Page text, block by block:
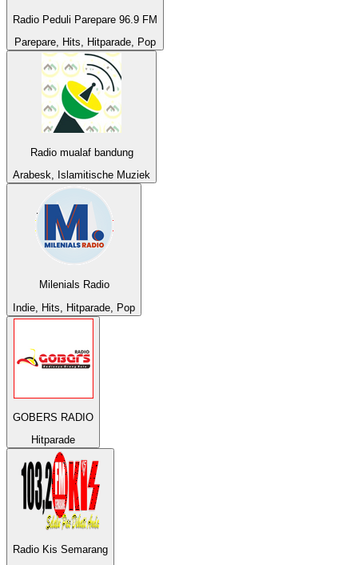
Radio Peduli Parepare 96.9 FM
Parepare, Hits, Hitparade, Pop
Radio mualaf bandung
Arabesk, Islamitische Muziek
Milenials Radio
Indie, Hits, Hitparade, Pop
GOBERS RADIO
Hitparade
Radio Kis Semarang